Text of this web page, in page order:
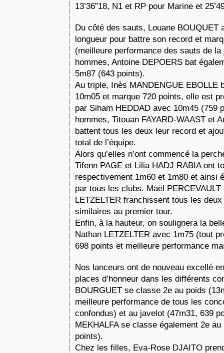
13’36”18, N1 et RP pour Marine et
Du côté des sauts, Louane BOUQUET
longueur pour battre son record et
(meilleure performance des sauts de
hommes, Antoine DEPOERS bat
5m87 (643 points).
Au triple, Inès MANDENGUE EBOLLE
10m05 et marque 720 points, elle est
par Siham HEDDAD avec 10m45 (759
hommes, Titouan FAYARD-WAAST et
battent tous les deux leur record et
total de l’équipe.
Alors qu’elles n’ont commencé la
Tifenn PAGE et Lilia HADJ RABIA ont
respectivement 1m60 et 1m80 et ainsi
par tous les clubs. Maël PERCEVAULT
LETZELTER franchissent tous les
similaires au premier tour.
Enfin, à la hauteur, on soulignera la
Nathan LETZELTER avec 1m75 (tout
698 points et meilleure performance
Nos lanceurs ont de nouveau excellé
places d’honneur dans les différents
BOURGUET se classe 2e au poids
meilleure performance de tous les
confondus) et au javelot (47m31, 639
MEKHALFA se classe également 2e
points).
Chez les filles, Eva-Rose DJAITO